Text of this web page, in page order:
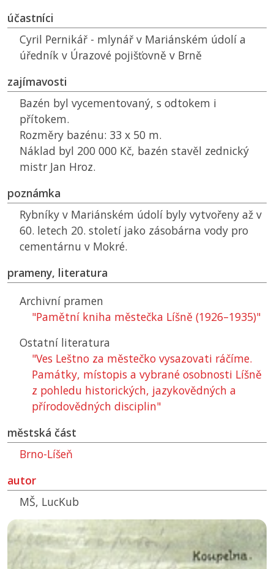
účastníci
Cyril Pernikář - mlynář v Mariánském údolí a
úředník v Úrazové pojišťovně v Brně
zajímavosti
Bazén byl vycementovaný, s odtokem i
přítokem.
Rozměry bazénu: 33 x 50 m.
Náklad byl 200 000 Kč, bazén stavěl zednický
mistr Jan Hroz.
poznámka
Rybníky v Mariánském údolí byly vytvořeny až v
60. letech 20. století jako zásobárna vody pro
cementárnu v Mokré.
prameny, literatura
Archivní pramen
"Pamětní kniha městečka Líšně (1926–1935)"
Ostatní literatura
"Ves Leštno za městečko vysazovati ráčíme.
Památky, místopis a vybrané osobnosti Líšně
z pohledu historických, jazykovědných a
přírodovědných disciplin"
městská část
Brno-Líšeň
autor
MŠ, LucKub